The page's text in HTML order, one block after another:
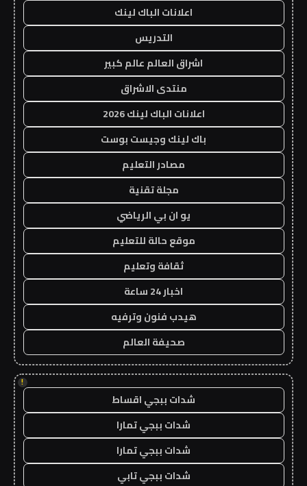
اعلانات الباك لينك
التدريس
اشراق العالم عالم كبير
منتدى الاشراق
اعلانات الباك لينك 2026
باك لينك وجيست بوست
مصادر التعليم
مجلة تقنية
يو ان بي الرياضي
موقع حالة للتعليم
ثقافة وتعليم
اخبار 24 ساعة
هيدب فنون وترفيه
صحيفة العالم
!
شدات ببجي اقساط
شدات ببجي تمارا
شدات ببجي تمارا
شدات ببجي تابي